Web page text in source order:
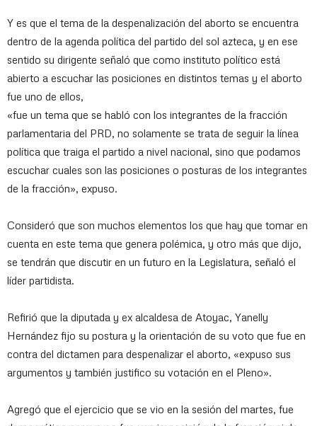
Y es que el tema de la despenalización del aborto se encuentra
dentro de la agenda política del partido del sol azteca, y en ese
sentido su dirigente señaló que como instituto político está
abierto a escuchar las posiciones en distintos temas y el aborto
fue uno de ellos,
«fue un tema que se habló con los integrantes de la fracción
parlamentaria del PRD, no solamente se trata de seguir la línea
política que traiga el partido a nivel nacional, sino que podamos
escuchar cuales son las posiciones o posturas de los integrantes
de la fracción», expuso.
Consideró que son muchos elementos los que hay que tomar en
cuenta en este tema que genera polémica, y otro más que dijo,
se tendrán que discutir en un futuro en la Legislatura, señaló el
líder partidista.
Refirió que la diputada y ex alcaldesa de Atoyac, Yanelly
Hernández fijo su postura y la orientación de su voto que fue en
contra del dictamen para despenalizar el aborto, «expuso sus
argumentos y también justifico su votación en el Pleno».
Agregó que el ejercicio que se vio en la sesión del martes, fue